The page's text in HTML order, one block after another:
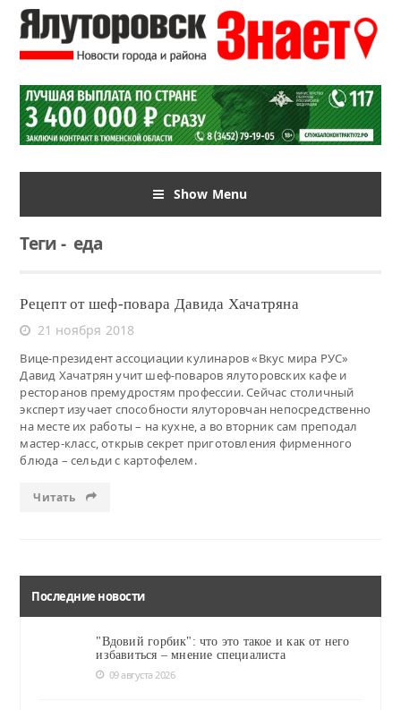
Show Menu
Теги-еда
Рецепт от шеф-повара Давида Хачатряна
21 ноября 2018
Вице-президент ассоциации кулинаров «Вкус мира РУС»
Давид Хачатрян учит шеф-поваров ялуторовских кафе и
ресторанов премудростям профессии. Сейчас столичный
эксперт изучает способности ялуторовчан непосредственно
на месте их работы – на кухне, а во вторник сам преподал
мастер-класс, открыв секрет приготовления фирменного
блюда – сельди с картофелем.
Читать
Последние новости
"Вдовий горбик": что это такое и как от него
избавиться – мнение специалиста
09 августа 2026